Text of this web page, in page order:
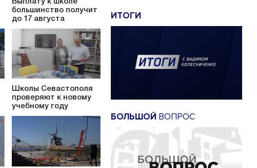
Выплату к школе
большинство получит
до 17 августа
Школы Севастополя
проверяют к новому
учебному году
ИТОГИ
БОЛЬШОЙ ВОПРОС